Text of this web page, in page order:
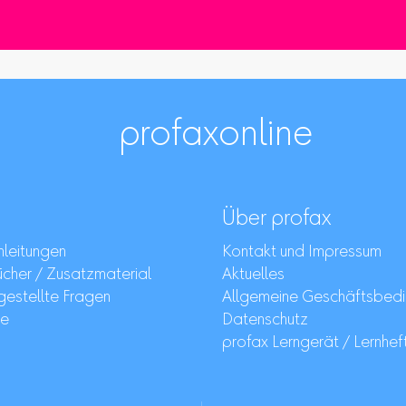
profaxonline
/ Zusatzmaterial
Fragen
Über profax
Kontakt und Impressum
Aktuelles
Allgemeine
Datenschutz
profax Lerngerät /